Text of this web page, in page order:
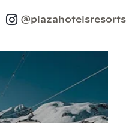
@plazahotelsresorts